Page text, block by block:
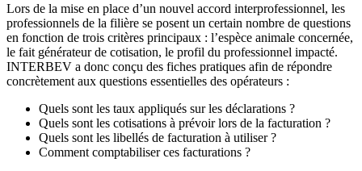
Lors de la mise en place d’un nouvel accord interprofessionnel, les
professionnels de la filière se posent un certain nombre de questions
en fonction de trois critères principaux : l’espèce animale concernée,
le fait générateur de cotisation, le profil du professionnel impacté.
INTERBEV a donc conçu des fiches pratiques afin de répondre
concrètement aux questions essentielles des opérateurs :
Quels sont les taux appliqués sur les déclarations ?
Quels sont les cotisations à prévoir lors de la facturation ?
Quels sont les libellés de facturation à utiliser ?
Comment comptabiliser ces facturations ?